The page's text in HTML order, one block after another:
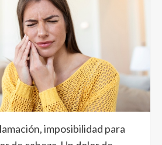
imposibilidad para